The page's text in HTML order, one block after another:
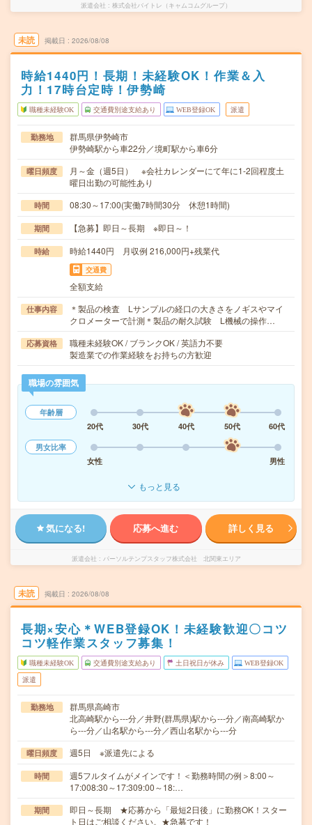
派遣会社 株式会社バイトレ（キャムコムグループ）
未読 掲載日 2026/08/08
時給1440円！長期！未経験OK！作業＆入
力！17時台定時！伊勢崎
職種未経験OK 交通費別途支給あり WEB登録OK 派遣
勤務地
群馬県伊勢崎市
伊勢崎駅から車22分／境町駅から車6分
曜日頻度
月～金（週5日） ※会社カレンダーにて年に1-2回程度土
曜日出勤の可能性あり
時間 08:30～17:00(実働7時間30分 休憩1時間)
期間 【急募】即日～長期 ※即日～！
時給 時給1440円 月収例 216,000円+残業代
交通費
全額支給
仕事内容
＊製品の検査 Lサンプルの経口の大きさをノギスやマイ
クロメーターで計測＊製品の耐久試験 L機械の操作…
応募資格
職種未経験OK / ブランクOK / 英語力不要
製造業での作業経験をお持ちの方歓迎
職場の雰囲気
年齢層
20代
30代 40代 50代
60代
男女比率
女性
男性
もっと見る
気になる! 応募へ進む 詳しく見る
派遣会社 パーソルテンプスタッフ株式会社 北関東エリア
未読 掲載日 2026/08/08
長期×安心＊WEB登録OK！未経験歓迎〇コツ
コツ軽作業スタッフ募集！
職種未経験OK 交通費別途支給あり 土日祝日が休み WEB登録OK
派遣
勤務地
群馬県高崎市
北高崎駅から---分／井野(群馬県)駅から---分／南高崎駅か
ら---分／山名駅から---分／西山名駅から---分
曜日頻度 週5日 ※派遣先による
時間
週5フルタイムがメインです！＜勤務時間の例＞8:00～
17:008:30～17:309:00～18:…
期間
即日～長期 ★応募から「最短2日後」に勤務OK！スター
ト日はご相談ください。★急募です！